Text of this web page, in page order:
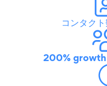
コンタク
200% growth